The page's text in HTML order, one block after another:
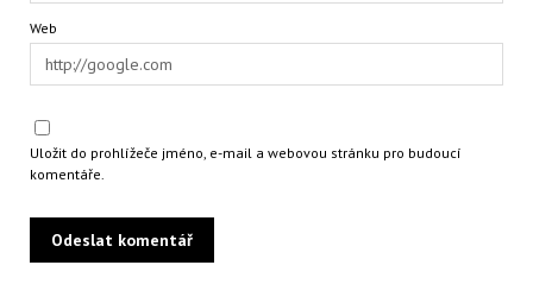
Web
Uložit do prohlížeče jméno, e-mail a webovou stránku pro budoucí
komentáře.